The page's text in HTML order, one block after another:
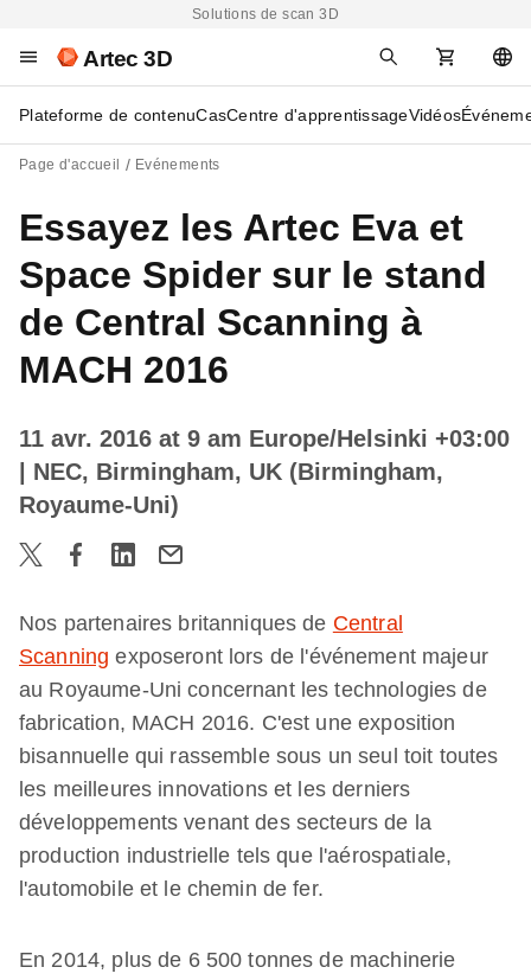
Solutions de scan 3D
Artec 3D
Plateforme de contenuCasCentre d'apprentissageVidéos
Page d'accueil Evénements
Essayez les Artec Eva et
Space Spider sur le stand
de Central Scanning à
MACH 2016
11 avr. 2016 at 9 am Europe/Helsinki +03:00
| NEC, Birmingham, UK (Birmingham,
Royaume-Uni)
Nos partenaires britanniques de Central
Scanning exposeront lors de l'événement majeur
au Royaume-Uni concernant les technologies de
fabrication, MACH 2016. C'est une exposition
bisannuelle qui rassemble sous un seul toit toutes
les meilleures innovations et les derniers
développements venant des secteurs de la
production industrielle tels que l'aérospatiale,
l'automobile et le chemin de fer.
En 2014, plus de 6 500 tonnes de machinerie